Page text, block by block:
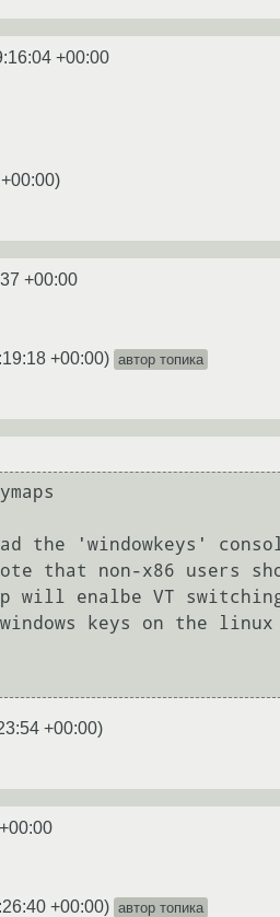
+00:00
)
+00:00
+00:00) автор топика
the 'windowkeys'
that non-x86 users
will enalbe VT
keys on the linux
+00:00)
+00:00) автор топика